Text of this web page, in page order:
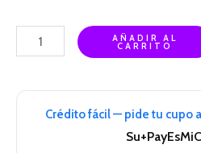
AÑADIR AL
CARRITO
Crédito fácil — pide tu cupo
Su+Pay